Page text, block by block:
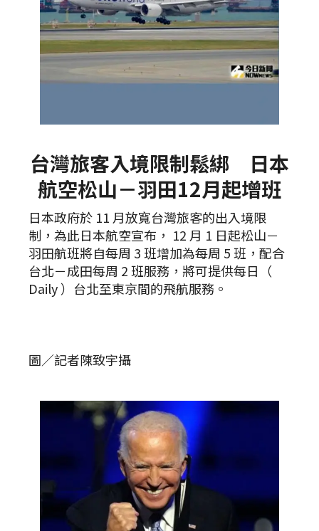
台灣旅客入境限制鬆綁 日本
航空松山－羽田12月起增班
日本政府於 11 月放寬台灣旅客的出入境限
制，為此日本航空宣布， 12 月 1 日起松山－
羽田航班將自每周 3 班增加為每周 5 班，配合
台北－成田每周 2 班服務，將可提供每日（
Daily ）台北至東京間的飛航服務。
圖／記者陳致宇攝